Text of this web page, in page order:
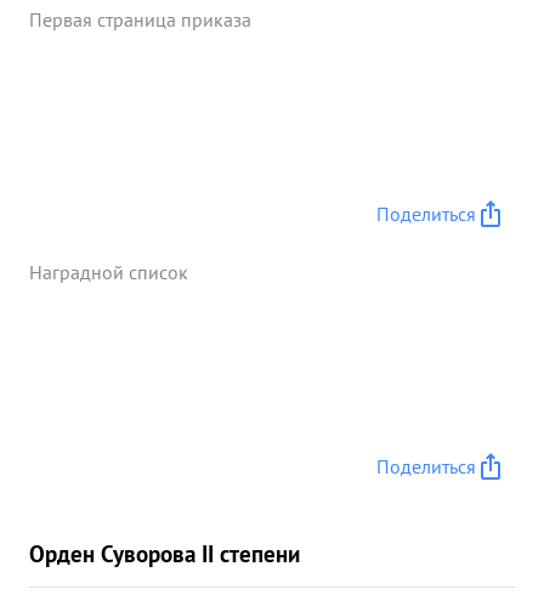
Первая страница приказа
Поделиться
Наградной список
Поделиться
Орден Суворова II степени